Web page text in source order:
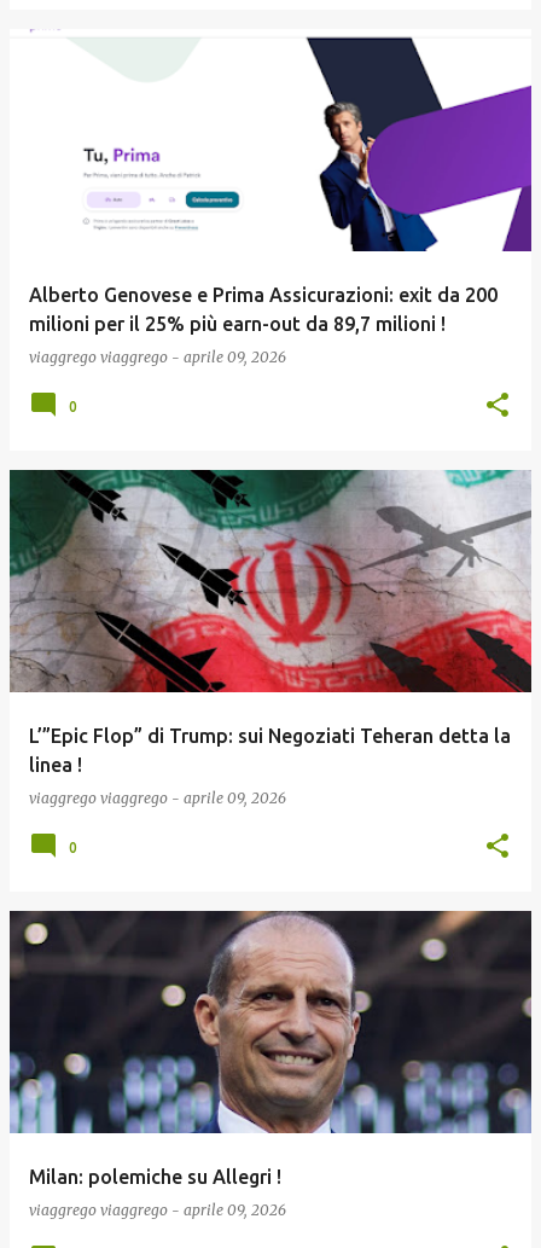
Alberto Genovese e Prima Assicurazioni: exit da 200
milioni per il 25% più earn-out da 89,7 milioni !
viaggrego viaggrego - aprile 09, 2026
0
L’”Epic Flop” di Trump: sui Negoziati Teheran detta la
linea !
viaggrego viaggrego - aprile 09, 2026
0
Milan: polemiche su Allegri !
viaggrego viaggrego - aprile 09, 2026